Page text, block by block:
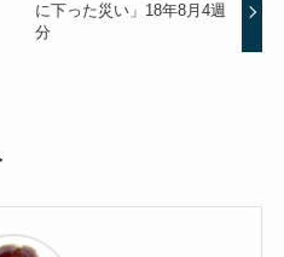
に下った災い」18年8月4週
分